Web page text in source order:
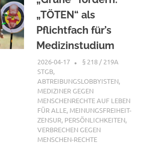
„TÖTEN“ als
Pflichtfach für’s
Medizinstudium
2026-04-17 XX
§ 218 / 219A
STGB,
ABTREIBUNGSLOBBYISTEN,
MEDIZINER GEGEN
MENSCHENRECHTE AUF LEBEN
FÜR ALLE, MEINUNGSFREIHEIT-
ZENSUR, PERSÖNLICHKEITEN,
VERBRECHEN GEGEN
MENSCHEN-RECHTE